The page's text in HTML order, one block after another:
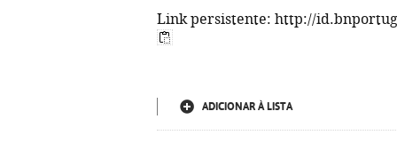
Link persistente: http://
ADICIONAR À LISTA